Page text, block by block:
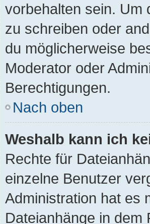
vorbehalten sein. Um
zu schreiben oder
du möglicherweise
Moderator oder
Berechtigungen.
Nach oben
Weshalb kann ich
Rechte für
einzelne Benutzer
Administration hat es
Dateianhänge in dem